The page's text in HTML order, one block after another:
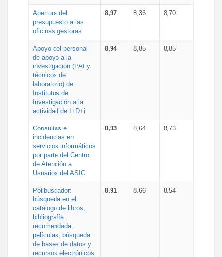
Apertura del
presupuesto a las
oficinas gestoras
8,97 8,36 8,70
Apoyo del personal
de apoyo a la
investigación (PAI y
técnicos de
laboratorio) de
Institutos de
Investigación a la
actividad de I+D+i
8,94 8,85 8,85
Consultas e
incidencias en
servicios informáticos
por parte del Centro
de Atención a
Usuarios del ASIC
8,93 8,64 8,73
Polibuscador:
búsqueda en el
catálogo de libros,
bibliografía
recomendada,
películas, búsqueda
de bases de datos y
recursos electrónicos
8,91 8,66 8,54